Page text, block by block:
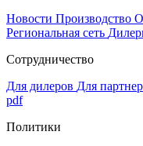
Новости Производство
Региональная сеть
Сотрудничество
Для дилеров Для
pdf
Политики